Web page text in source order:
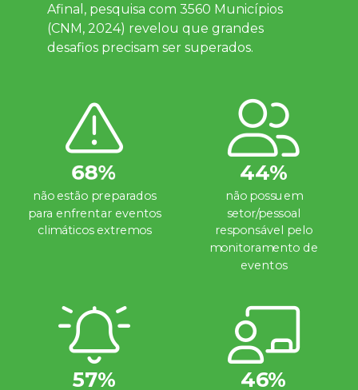
Afinal, pesquisa com 3560 Municípios
(CNM, 2024) revelou que grandes
desafios precisam ser superados.
68%
não estão preparados
para enfrentar eventos
climáticos extremos
44%
não possuem
setor/pessoal
responsável pelo
monitoramento de
eventos
57% 46%